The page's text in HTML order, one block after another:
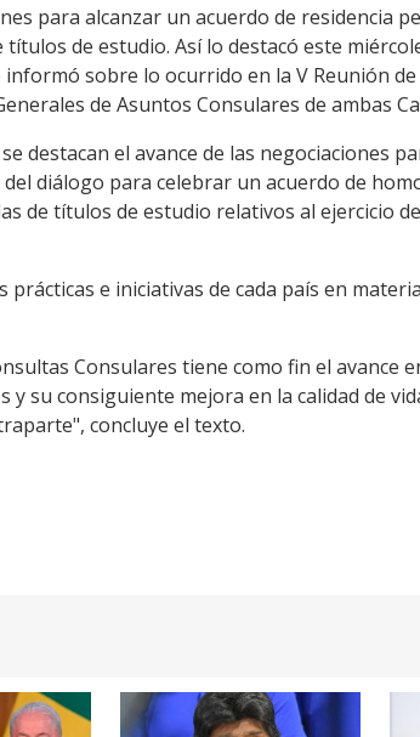
para alcanzar un acuerdo de residencia
de estudio. Así lo destacó este
sobre lo ocurrido en la V Reunión
de Asuntos Consulares de ambas
destacan el avance de las negociaciones
diálogo para celebrar un acuerdo de
de títulos de estudio relativos al ejercicio
e iniciativas de cada país en
Consulares tiene como fin el avance
su consiguiente mejora en la calidad de
concluye el texto.